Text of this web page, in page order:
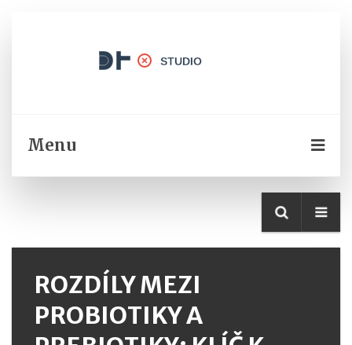
Menu
ROZDÍLY MEZI
PROBIOTIKY A